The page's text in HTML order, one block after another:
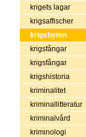
krigets lagar
krigsaffischer
krigsbyten
krigsfångar
krigsfångar
krigshistoria
kriminalitet
kriminallitteratur
kriminalvård
kriminologi